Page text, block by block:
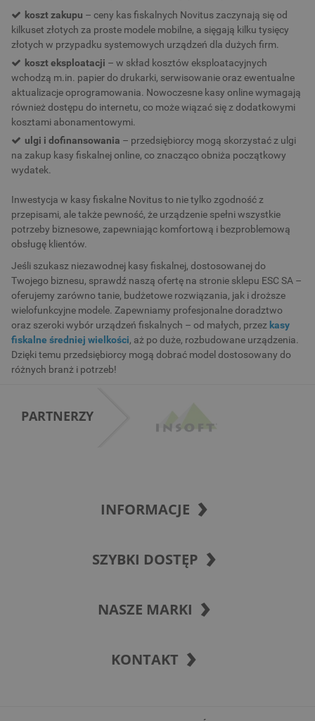
koszt zakupu – ceny kas fiskalnych Novitus zaczynają się od
kilkuset złotych za proste modele mobilne, a sięgają kilku tysięcy
złotych w przypadku systemowych urządzeń dla dużych firm.
koszt eksploatacji – w skład kosztów eksploatacyjnych
wchodzą m.in. papier do drukarki, serwisowanie oraz ewentualne
aktualizacje oprogramowania. Nowoczesne kasy online wymagają
również dostępu do internetu, co może wiązać się z dodatkowymi
kosztami abonamentowymi.
ulgi i dofinansowania – przedsiębiorcy mogą skorzystać z ulgi
na zakup kasy fiskalnej online, co znacząco obniża początkowy
wydatek.
Inwestycja w kasy fiskalne Novitus to nie tylko zgodność z
przepisami, ale także pewność, że urządzenie spełni wszystkie
potrzeby biznesowe, zapewniając komfortową i bezproblemową
obsługę klientów.
Jeśli szukasz niezawodnej kasy fiskalnej, dostosowanej do
Twojego biznesu, sprawdź naszą ofertę na stronie sklepu ESC SA –
oferujemy zarówno tanie, budżetowe rozwiązania, jak i droższe
wielofunkcyjne modele. Zapewniamy profesjonalne doradztwo
oraz szeroki wybór urządzeń fiskalnych – od małych, przez kasy
fiskalne średniej wielkości, aż po duże, rozbudowane urządzenia.
Dzięki temu przedsiębiorcy mogą dobrać model dostosowany do
różnych branż i potrzeb!
PARTNERZY
INFORMACJE
SZYBKI DOSTĘP
NASZE MARKI
KONTAKT